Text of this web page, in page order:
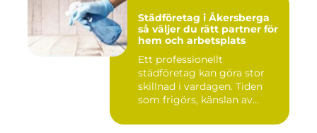
Städföretag i Åkersberga
så väljer du rätt partner för
hem och arbetsplats
Ett professionellt
städföretag kan göra stor
skillnad i vardagen. Tiden
som frigörs, känslan av